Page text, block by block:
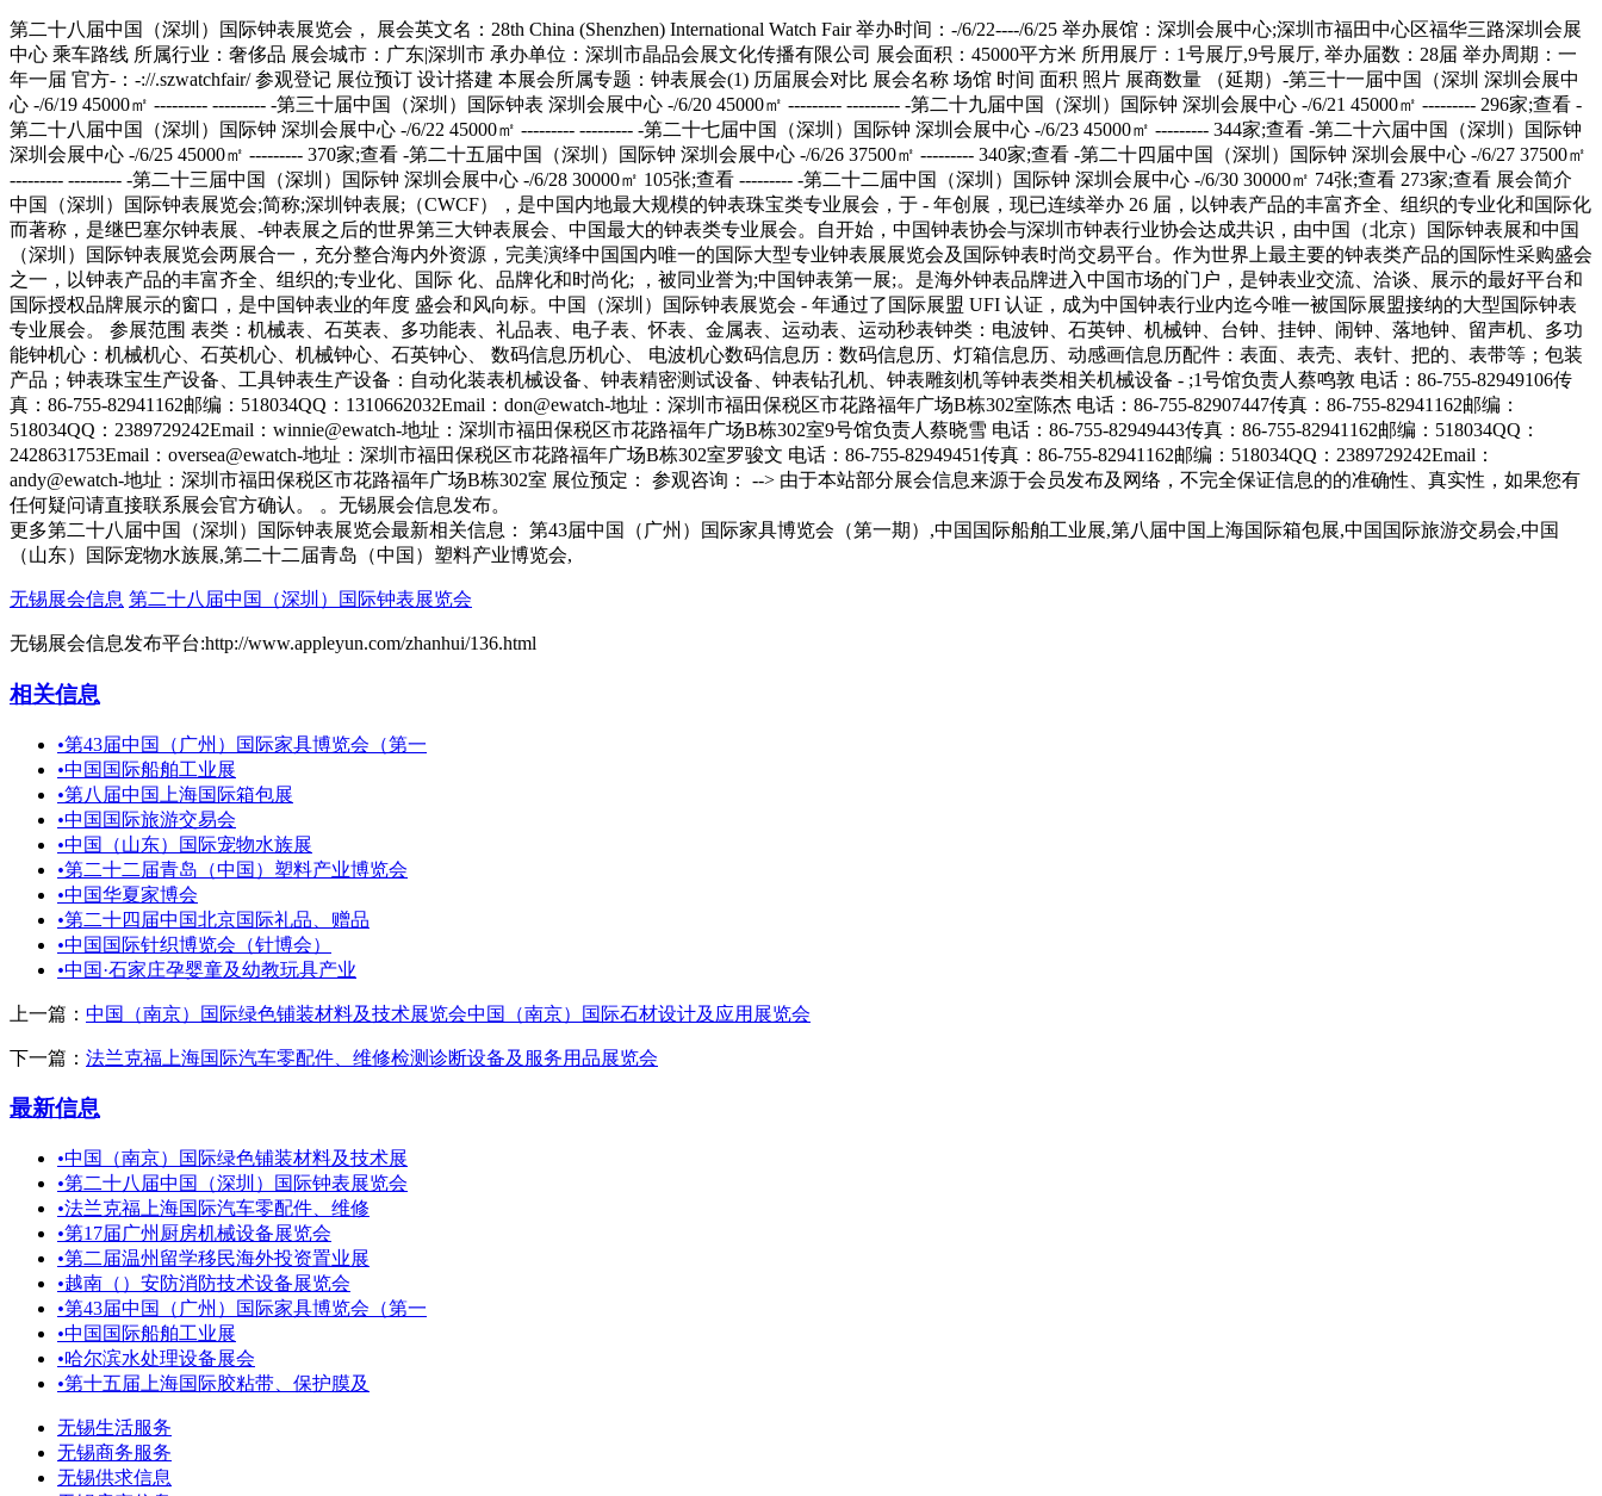
第二十八届中国（深圳）国际钟表展览会， 展会英文名：28th China (Shenzhen) International Watch Fair 举办时间：-/6/22----/6/25 举办展馆：深圳会展中心;深圳市福田中心区福华三路深圳会展中心 乘车路线 所属行业：奢侈品 展会城市：广东|深圳市 承办单位：深圳市晶品会展文化传播有限公司 展会面积：45000平方米 所用展厅：1号展厅,9号展厅, 举办届数：28届 举办周期：一年一届 官方-：-://.szwatchfair/ 参观登记 展位预订 设计搭建 本展会所属专题：钟表展会(1) 历届展会对比 展会名称 场馆 时间 面积 照片 展商数量 （延期）-第三十一届中国（深圳 深圳会展中心 -/6/19 45000㎡ --------- --------- -第三十届中国（深圳）国际钟表 深圳会展中心 -/6/20 45000㎡ --------- --------- -第二十九届中国（深圳）国际钟 深圳会展中心 -/6/21 45000㎡ --------- 296家;查看 -第二十八届中国（深圳）国际钟 深圳会展中心 -/6/22 45000㎡ --------- --------- -第二十七届中国（深圳）国际钟 深圳会展中心 -/6/23 45000㎡ --------- 344家;查看 -第二十六届中国（深圳）国际钟 深圳会展中心 -/6/25 45000㎡ --------- 370家;查看 -第二十五届中国（深圳）国际钟 深圳会展中心 -/6/26 37500㎡ --------- 340家;查看 -第二十四届中国（深圳）国际钟 深圳会展中心 -/6/27 37500㎡ --------- --------- -第二十三届中国（深圳）国际钟 深圳会展中心 -/6/28 30000㎡ 105张;查看 --------- -第二十二届中国（深圳）国际钟 深圳会展中心 -/6/30 30000㎡ 74张;查看 273家;查看 展会简介 中国（深圳）国际钟表展览会;简称;深圳钟表展;（CWCF），是中国内地最大规模的钟表珠宝类专业展会，于
更多第二十八届中国（深圳）国际钟表展览会最新相关信息： 第43届中国（广州）国际家具博览会（第一期）,中国国际船舶工业展,第八届中国上海国际箱包展,中国国际旅游交易会,中国
（山东）国际宠物水族展,第二十二届青岛（中国）塑料产业博览会,
无锡展会信息 第二十八届中国（深圳）国际钟表展览会
无锡展会信息发布平台:http://www.appleyun.com/zhanhui/136.html
相关信息
•第43届中国（广州）国际家具博览会（第一
•中国国际船舶工业展
•第八届中国上海国际箱包展
•中国国际旅游交易会
•中国（山东）国际宠物水族展
•第二十二届青岛（中国）塑料产业博览会
•中国华夏家博会
•第二十四届中国北京国际礼品、赠品
•中国国际针织博览会（针博会）
•中国·石家庄孕婴童及幼教玩具产业
上一篇： 中国（南京）国际绿色铺装材料及技术展览会中国（南京）国际石材设计及应用展览会
下一篇： 法兰克福上海国际汽车零配件、维修检测诊断设备及服务用品展览会
最新信息
•中国（南京）国际绿色铺装材料及技术展
•第二十八届中国（深圳）国际钟表展览会
•法兰克福上海国际汽车零配件、维修
•第17届广州厨房机械设备展览会
•第二届温州留学移民海外投资置业展
•越南（）安防消防技术设备展览会
•第43届中国（广州）国际家具博览会（第一
•中国国际船舶工业展
•哈尔滨水处理设备展会
•第十五届上海国际胶粘带、保护膜及
无锡生活服务
无锡商务服务
无锡供求信息